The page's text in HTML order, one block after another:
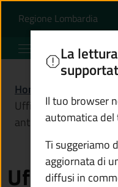
Ufficio di
Regione Lombardia
Comune di
Home
Ufficio di polizia
antichi borghi di Valle
Ufficio di
La
Il tuo browser
automatica del
Ti suggeriamo
aggiornata di
diffusi in